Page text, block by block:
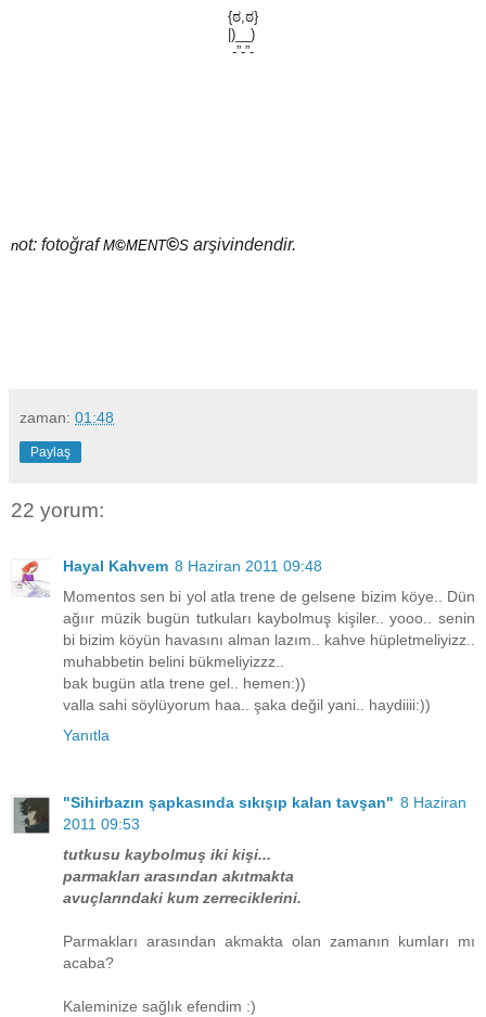
{ಠ,ಠ}
|)__)
-”-”-
not: fotoğraf ​M©MENT©S arşivindendir.​
zaman: 01:48
Paylaş
22 yorum:
Hayal Kahvem 8 Haziran 2011 09:48
Momentos sen bi yol atla trene de gelsene bizim köye.. Dün
ağıır müzik bugün tutkuları kaybolmuş kişiler.. yooo.. senin
bi bizim köyün havasını alman lazım.. kahve hüpletmeliyizz..
muhabbetin belini bükmeliyizzz..
bak bugün atla trene gel.. hemen:))
valla sahi söylüyorum haa.. şaka değil yani.. haydiiii:))
Yanıtla
"Sihirbazın şapkasında sıkışıp kalan tavşan" 8 Haziran
2011 09:53
tutkusu kaybolmuş iki kişi...
parmakları arasından akıtmakta
avuçlarındaki kum zerreciklerini.
Parmakları arasından akmakta olan zamanın kumları mı
acaba?
Kaleminize sağlık efendim :)